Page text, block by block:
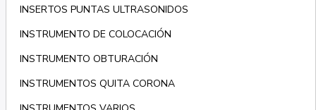
INSERTOS PUNTAS ULTRASONIDOS
INSTRUMENTO DE COLOCACIÓN
INSTRUMENTO OBTURACIÓN
INSTRUMENTOS QUITA CORONA